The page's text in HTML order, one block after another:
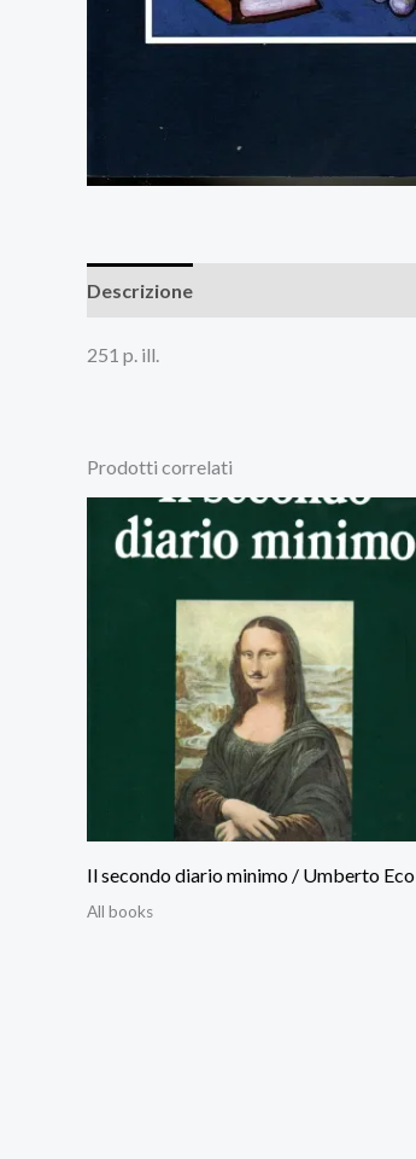
Descrizione
251 p. ill.
Prodotti correlati
Il secondo diario minimo / Umberto Eco
All books